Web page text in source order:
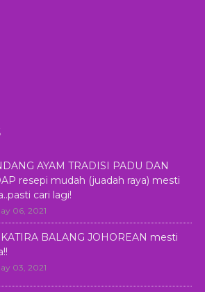
AYAM TRADISI PADU DAN
resepi mudah (juadah raya) mesti
cari lagi!
06, 2021
BALANG JOHOREAN mesti
03, 2021